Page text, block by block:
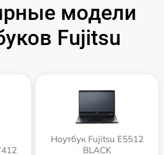
модели
Fujitsu
Ноутбук Fujitsu E5512
BLACK